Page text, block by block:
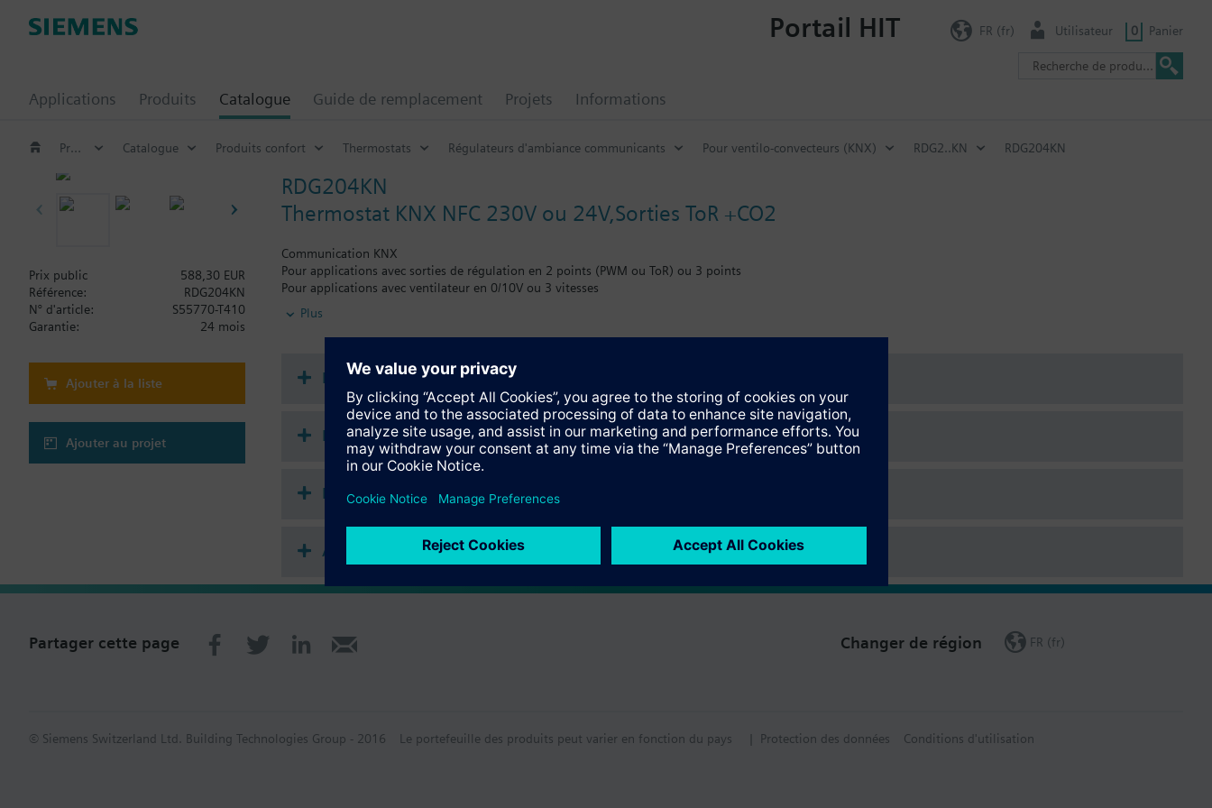
Applications Produits Catalogue Guide de remplacement Projets Informations
Portail HIT FR (fr) Utilisateur 0 Panier
Produits confort Catalogue Produits confort Thermostats Régulateurs d'ambiance communicants Pour ventilo-convecteurs (KNX) RDG2..KN RDG204KN
RDG204KN
Thermostat KNX NFC 230V ou 24V,Sorties ToR +CO2
Communication KNX
Pour applications avec sorties de régulation en 2 points (PWM ou ToR) ou 3 points
Pour applications avec ventilateur en 0/10V ou 3 vitesses
Alimentation en 230V AC ou 24V AC
3 entrées multifonctions pour contact de carte, température de reprise ou externe (NTC3K, QAH11.1, QAA32 ou LG Ni1000), Change over, mode de
Mode de fonctionnement : Confort, économie et protection
Ventilateur à vitesse variable ou 3 vitesses automatiques ou manuelles
Change over manuel ou automatique
Paramètres de régulations modifiables
Limites minimum et maximum de consignes
Ecran rétroéclairé
Fonction GreenLeaf
Programme horaire hebdomadaire (avec 3 zones de confort par jour)
Mise en service via l’application « PCT GO », l’écran et les boutons ou les outils KNX.
2 tubes avec batterie électrique
4 tubes
Plus
Prix public
588,30 EUR
Référence:
RDG204KN
N° d'article:
S55770-T410
Garantie:
24 mois
Ajouter à la liste
Ajouter au projet
How-to videos
Documentation
Récapitulatif technique
Accessoires multiples
Partager cette page Changer de région FR (fr)
© Siemens Switzerland Ltd. Building Technologies Group - 2016 Le portefeuille des produits peut varier en fonction du pays | Protection des données Conditions d'utilisation